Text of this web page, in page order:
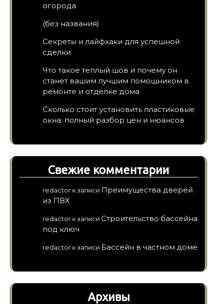
огорода
(без названия)
Секреты и лайфхаки для успешной
сделки
Что такое теплый шов и почему он
станет вашим лучшим помощником в
ремонте и отделке дома
Сколько стоит установить пластиковые
окна: полный разбор цен и нюансов
Свежие комментарии
redactor к записи Преимущества дверей
из ПВХ
redactor к записи Строительство бассейна
под ключ
redactor к записи Бассейн в частном доме
Архивы